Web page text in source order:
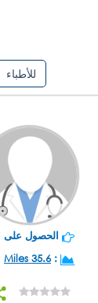
للأطباء
الحصول على
:
35.6 Miles